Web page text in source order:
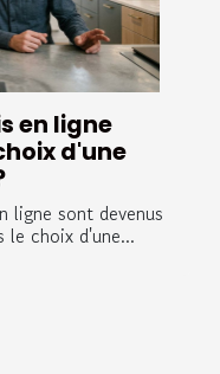
en ligne
d'une
ligne sont devenus
le choix d'une...